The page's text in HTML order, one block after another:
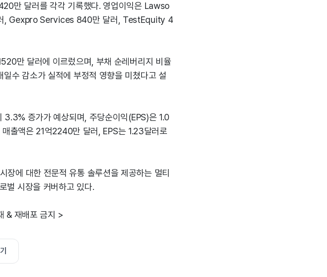
만 달러를 각각 기록했다. 영업이익은 Lawso
Gexpro Services 840만 달러, TestEquity 4
만 달러에 이르렀으며, 부채 순레버리지 비율
수 감소가 실적에 부정적 영향을 미쳤다고 설
증가가 예상되며, 주당순이익(EPS)은 1.0
출액은 21억2240만 달러, EPS는 1.23달러로
장에 대한 전문적 유통 솔루션을 제공하는 멀티
벌 시장을 커버하고 있다.
& 재배포 금지 >